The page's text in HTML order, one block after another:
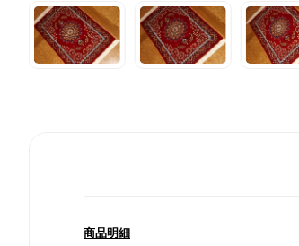
商品明細